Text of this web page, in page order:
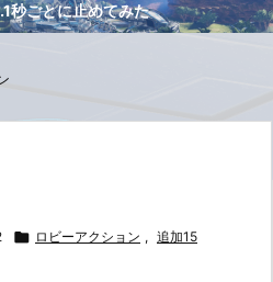
秒ごとに止めてみた 

 ロビーアクション , 追加15